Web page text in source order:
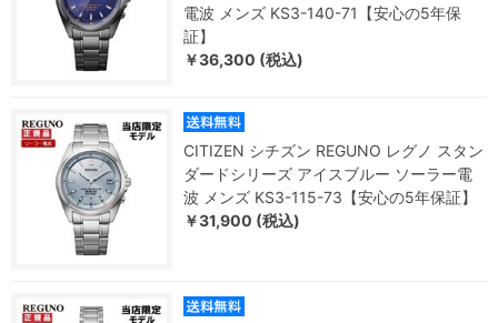
電波 メンズ KS3-140-71【安心の5年保
証】
￥36,300 (税込)
CITIZEN シチズン REGUNO レグノ スタン
ダードシリーズ アイスブルー ソーラー電
波 メンズ KS3-115-73【安心の5年保証】
￥31,900 (税込)